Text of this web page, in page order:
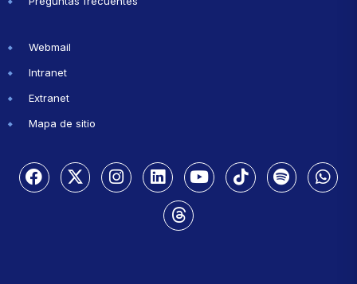
Webmail
Intranet
Extranet
Mapa de sitio